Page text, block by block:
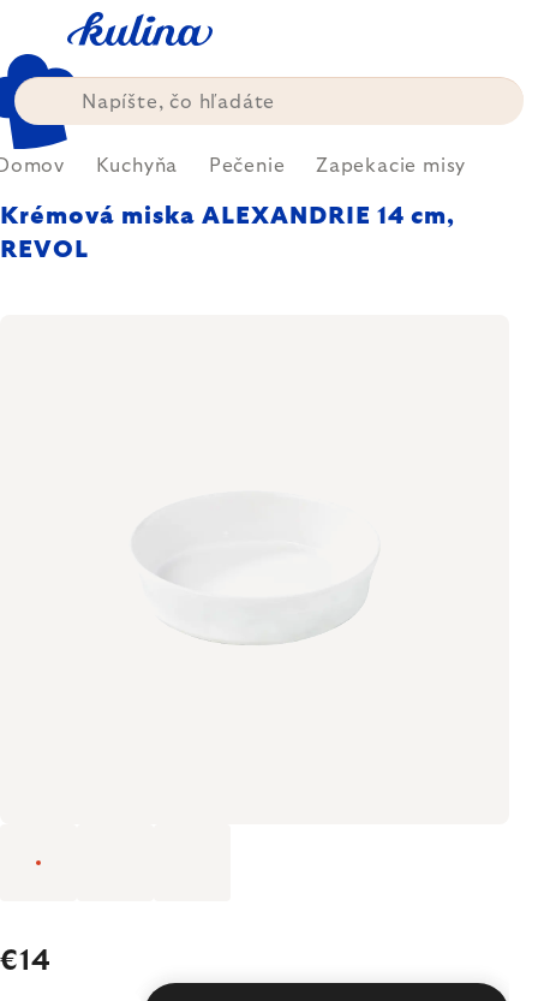
obsah
Kuchyňa Pečenie Zapekacie misy
Krémová miska ALEXANDRIE 14 cm,
REVOL
€14